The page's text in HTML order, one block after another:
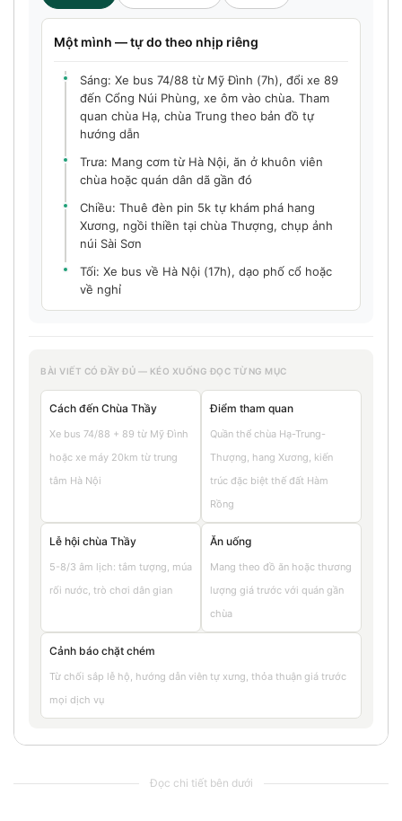
Một mình — tự do theo nhịp riêng
Sáng: Xe bus 74/88 từ Mỹ Đình (7h), đổi xe 89
đến Cổng Núi Phùng, xe ôm vào chùa. Tham
quan chùa Hạ, chùa Trung theo bản đồ tự
hướng dẫn
Trưa: Mang cơm từ Hà Nội, ăn ở khuôn viên
chùa hoặc quán dân dã gần đó
Chiều: Thuê đèn pin 5k tự khám phá hang
Xương, ngồi thiền tại chùa Thượng, chụp ảnh
núi Sài Sơn
Tối: Xe bus về Hà Nội (17h), dạo phố cổ hoặc
về nghỉ
BÀI VIẾT CÓ ĐẦY ĐỦ — KÉO XUỐNG ĐỌC TỪNG MỤC
Cách đến Chùa Thầy
Xe bus 74/88 + 89 từ Mỹ Đình
hoặc xe máy 20km từ trung
tâm Hà Nội
Điểm tham quan
Quần thể chùa Hạ-Trung-
Thượng, hang Xương, kiến
trúc đặc biệt thế đất Hàm
Rồng
Lễ hội chùa Thầy
5-8/3 âm lịch: tắm tượng, múa
rối nước, trò chơi dân gian
Ăn uống
Mang theo đồ ăn hoặc thương
lượng giá trước với quán gần
chùa
Cảnh báo chặt chém
Từ chối sắp lễ hộ, hướng dẫn viên tự xưng, thỏa thuận giá trước
mọi dịch vụ
Đọc chi tiết bên dưới